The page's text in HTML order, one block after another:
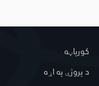
کور‌پاڼه
د پروژې په اړه